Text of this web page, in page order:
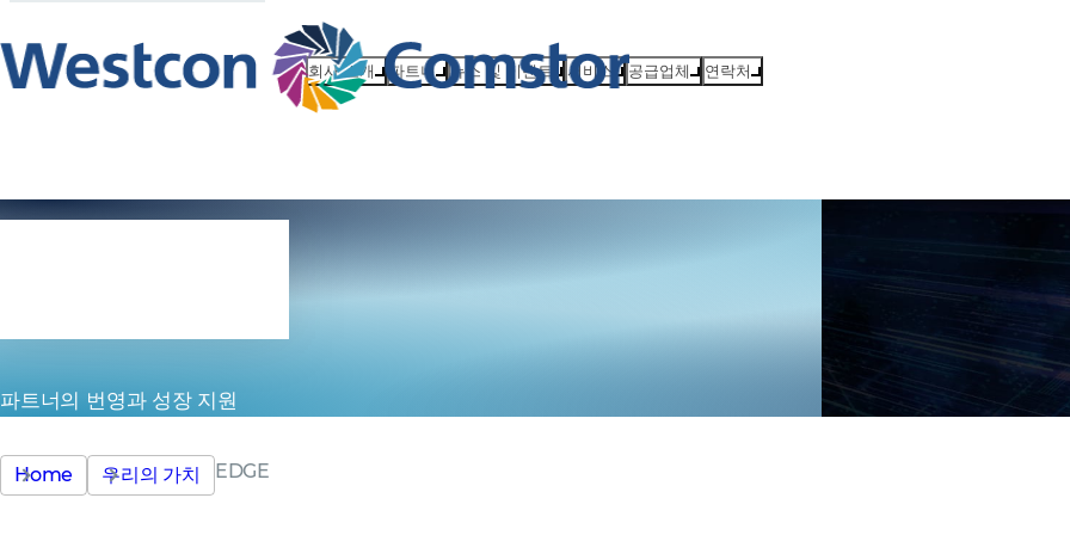
회사 소개 파트너 뉴스 및 이벤트 서비스 공급업체 연락처
파트너의 번영과 성장 지원
Home 우리의 가치 EDGE